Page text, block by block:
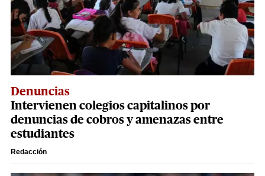
Denuncias
Intervienen colegios capitalinos por
denuncias de cobros y amenazas entre
estudiantes
Redacción